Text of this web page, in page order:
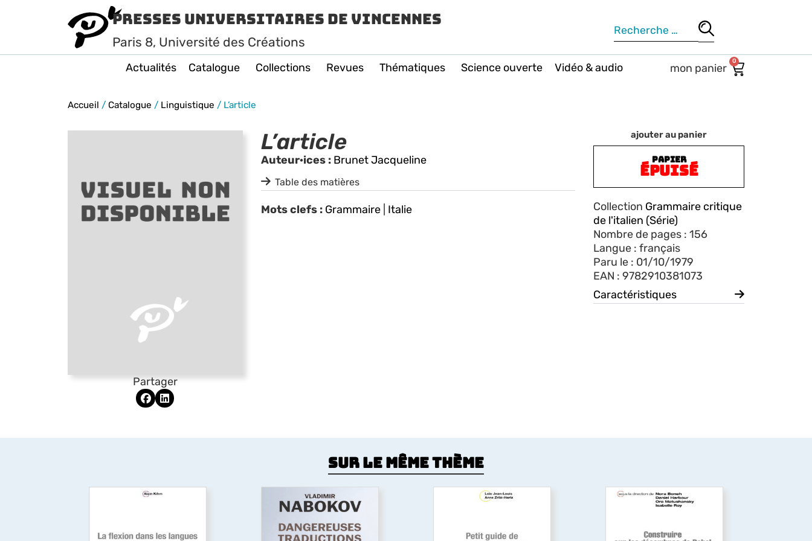
Presses Universitaires de Vincennes
Paris 8, Université des Créations
Actualités Catalogue Collections Revues Thématiques Science ouverte Vidéo & audio 0
Accueil / Catalogue / Linguistique / L’article
Partager
L’article
Auteur·ices : Brunet Jacqueline
Table des matières
Mots clefs : Grammaire| Italie
ajouter au panier
PAPIER
ÉPUISÉ
Collection Grammaire critique
de l'italien (Série)
Nombre de pages : 156
Langue : français
Paru le : 01/10/1979
EAN : 9782910381073
Caractéristiques
Sur le même thème
langues. Une
Dangereuses
traductions
rubble